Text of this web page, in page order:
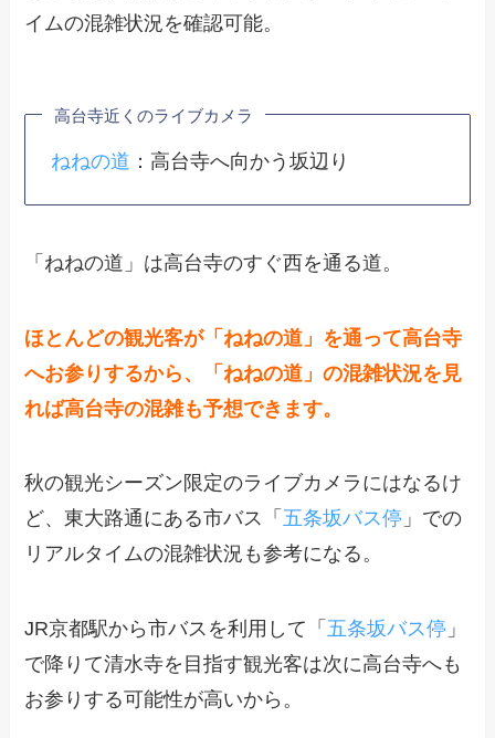
イムの混雑状況を確認可能。
高台寺近くのライブカメラ
ねねの道 ：高台寺へ向かう坂辺り
「ねねの道」は高台寺のすぐ西を通る道。
ほとんどの観光客が「ねねの道」を通って高台寺
へお参りするから、「ねねの道」の混雑状況を見
れば高台寺の混雑も予想できます。
秋の観光シーズン限定のライブカメラにはなるけ
ど、東大路通にある市バス「五条坂バス停 」での
リアルタイムの混雑状況も参考になる。
JR京都駅から市バスを利用して「五条坂バス停 」
で降りて清水寺を目指す観光客は次に高台寺へも
お参りする可能性が高いから。